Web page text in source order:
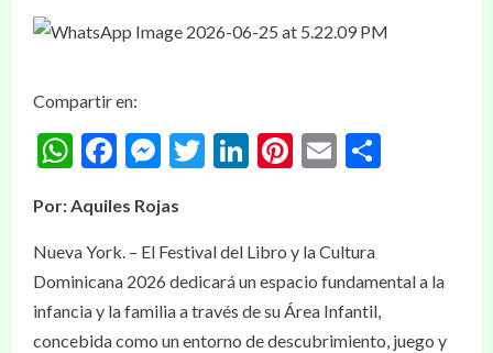
Compartir en:
WhatsApp
Facebook
Messenger
Twitter
LinkedIn
Pinterest
Email
Por: Aquiles Rojas
Nueva York. – El Festival del Libro y la Cultura
Dominicana 2026 dedicará un espacio fundamental a la
infancia y la familia a través de su Área Infantil,
concebida como un entorno de descubrimiento, juego y